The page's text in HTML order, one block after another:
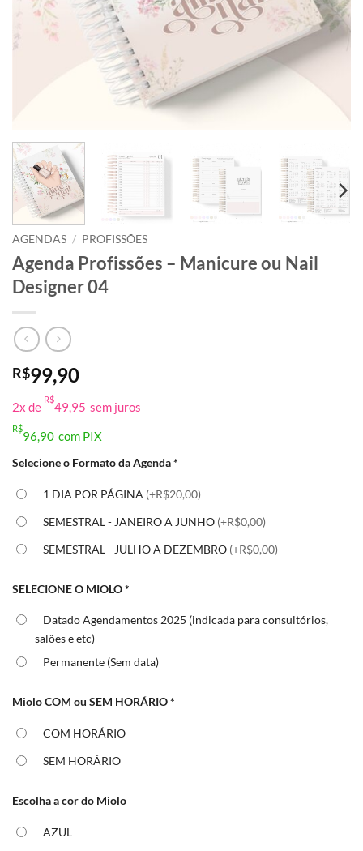
AGENDAS / PROFISSÕES
Agenda Profissões – Manicure ou Nail
Designer 04
R$99,90
2x de
R$
49,95 sem juros
R$
96,90 com PIX
Selecione o Formato da Agenda*
1 DIA POR PÁGINA (+R$20,00)
SEMESTRAL - JANEIRO A JUNHO (+R$0,00)
SEMESTRAL - JULHO A DEZEMBRO (+R$0,00)
SELECIONE O MIOLO*
Datado Agendamentos 2025 (indicada para consultórios,
salões e etc)
Permanente (Sem data)
Miolo COM ou SEM HORÁRIO*
COM HORÁRIO
SEM HORÁRIO
Escolha a cor do Miolo
AZUL